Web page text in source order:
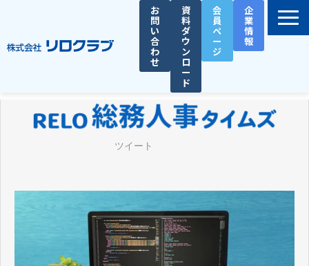
お
問
い
合
わ
せ
資
料
ダ
ウ
ン
ロ
ー
ド
会
員
ペ
ー
ジ
企
業
情
報
選ばれる理由
サービス一覧
お役立ち資料
総務人事タイムズ
ツイート